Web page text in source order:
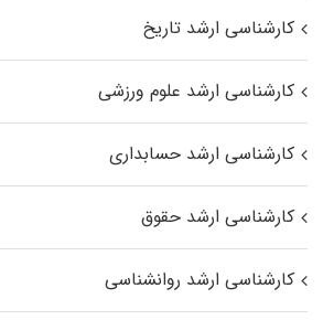
کارشناسی ارشد تاریخ
کارشناسی ارشد علوم ورزشی
کارشناسی ارشد حسابداری
کارشناسی ارشد حقوق
کارشناسی ارشد روانشناسی